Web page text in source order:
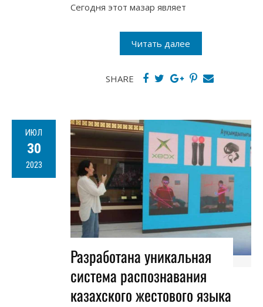
Сегодня этот мазар являет
Читать далее
SHARE
ИЮЛ
30
2023
Разработана уникальная
система распознавания
казахского жестового языка